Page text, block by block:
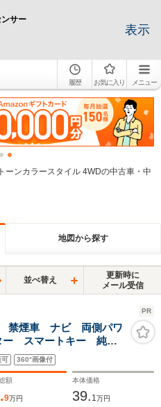
サー
表示
履歴 お気に入り メニュー
ーンカラースタイル 4WDの中古車・中
地図から探す
並べ替え
更新時に
メール受信
PR
禁煙車 ナビ 両側パワ
ー スマートキー 純正
アイドリングストッ
ンコントロール
可 360°画像付
額
9万円
本体価格
39. 1万円